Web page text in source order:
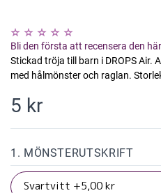
Bli den första att recensera den
Stickad tröja till barn i DROPS Air.
med hålmönster och raglan.
5 kr
1. MÖNSTERUTSKRIFT